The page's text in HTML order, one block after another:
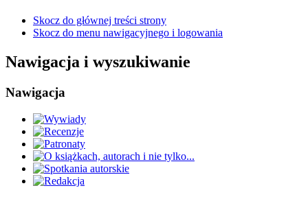
Skocz do głównej treści strony
Skocz do menu nawigacyjnego i logowania
Nawigacja i wyszukiwanie
Nawigacja